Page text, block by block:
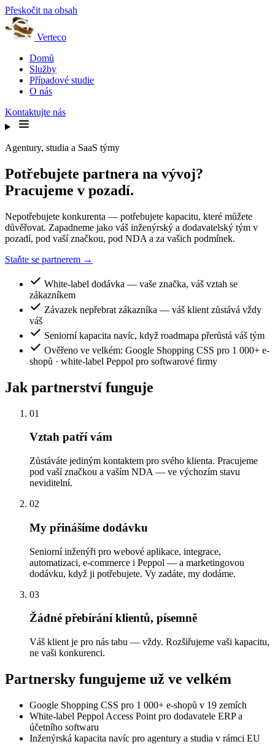
Přeskočit na obsah
Verteco
Domů
Služby
Případové studie
O nás
Kontaktujte nás
Agentury, studia a SaaS týmy
Potřebujete partnera na vývoj?
Pracujeme v pozadí.
Nepotřebujete konkurenta — potřebujete kapacitu, které můžete
důvěřovat. Zapadneme jako váš inženýrský a dodavatelský tým v
pozadí, pod vaší značkou, pod NDA a za vašich podmínek.
Staňte se partnerem →
White-label dodávka — vaše značka, váš vztah se
zákazníkem
Závazek nepřebrat zákazníka — váš klient zůstává vždy
váš
Seniorní kapacita navíc, když roadmapa přerůstá váš tým
Ověřeno ve velkém: Google Shopping CSS pro 1 000+ e-
shopů · white-label Peppol pro softwarové firmy
Jak partnerství funguje
01
Vztah patří vám
Zůstáváte jediným kontaktem pro svého klienta. Pracujeme
pod vaší značkou a vaším NDA — ve výchozím stavu
neviditelní.
02
My přinášíme dodávku
Seniorní inženýři pro webové aplikace, integrace,
automatizaci, e-commerce i Peppol — a marketingovou
dodávku, když ji potřebujete. Vy zadáte, my dodáme.
03
Žádné přebírání klientů, písemně
Váš klient je pro nás tabu — vždy. Rozšiřujeme vaši kapacitu,
ne vaši konkurenci.
Partnersky fungujeme už ve velkém
Google Shopping CSS pro 1 000+ e-shopů v 19 zemích
White-label Peppol Access Point pro dodavatele ERP a
účetního softwaru
Inženýrská kapacita navíc pro agentury a studia v rámci EU